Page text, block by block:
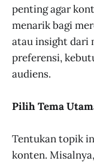
penting agar
menarik bagi
atau insight dari
preferensi,
audiens.
Pilih Tema
Tentukan topik
konten.